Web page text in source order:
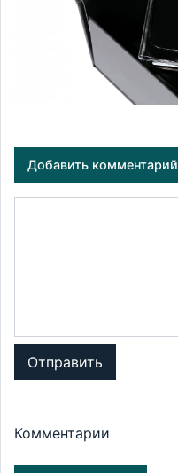
Добавить комментарий
Отправить
Комментарии